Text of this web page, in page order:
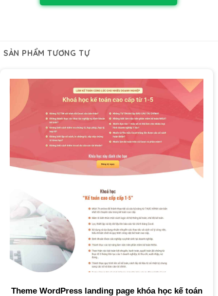
SẢN PHẨM TƯƠNG TỰ
Theme WordPress landing page khóa học kế toán